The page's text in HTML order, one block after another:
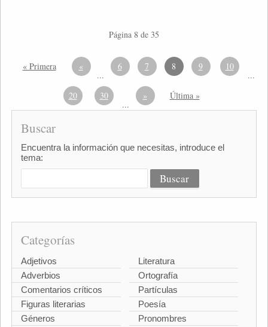
Página 8 de 35
« Primera «
...
6 7 8 9 10
...
20
30
...
» Última »
Buscar
Encuentra la información que necesitas, introduce el
tema:
Categorías
Adjetivos
Adverbios
Comentarios críticos
Figuras literarias
Géneros
Literatura
Ortografía
Partículas
Poesía
Pronombres